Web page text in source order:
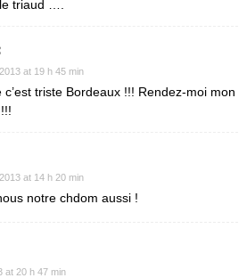
triaud ….
at 19 h 45 min
c’est triste Bordeaux !!! Rendez-moi mon
at 14 h 20 min
notre chdom aussi !
at 20 h 47 min